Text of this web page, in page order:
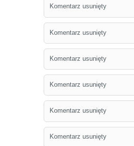
Komentarz usunięty
Komentarz usunięty
Komentarz usunięty
Komentarz usunięty
Komentarz usunięty
Komentarz usunięty